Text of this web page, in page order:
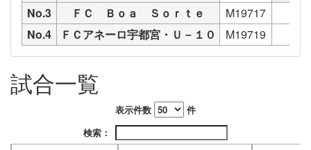
No.3
ＦＣ Ｂｏａ Ｓｏｒｔｅ
M19717
No.4
ＦＣアネーロ宇都宮・Ｕ－１０ M19719
試合一覧
表示件数
件
検索：